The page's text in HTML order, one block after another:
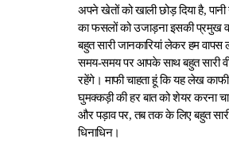
अपने खेतों को खाली छोड़ दिया है,
का फसलों को उजाड़ना इसकी प्रमुख
बहुत सारी जानकारियां लेकर हम
समय-समय पर आपके साथ बहुत सारी
रहेंगे। माफी चाहता हूं कि यह लेख
घुमक्कड़ी की हर बात को शेयर करना
और पड़ाव पर, तब तक के लिए बहुत
धिनाधिन।